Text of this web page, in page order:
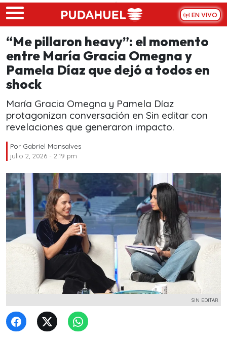
Skip to main content
EN VIVO
“Me pillaron heavy”: el momento
entre María Gracia Omegna y
Pamela Díaz que dejó a todos en
shock
María Gracia Omegna y Pamela Díaz
protagonizan conversación en Sin editar con
revelaciones que generaron impacto.
Por Gabriel Monsalves
julio 2, 2026 - 2:19 pm
SIN EDITAR